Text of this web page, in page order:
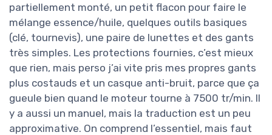
partiellement monté, un petit flacon pour faire le
mélange essence/huile, quelques outils basiques
(clé, tournevis), une paire de lunettes et des gants
très simples. Les protections fournies, c’est mieux
que rien, mais perso j’ai vite pris mes propres gants
plus costauds et un casque anti-bruit, parce que ça
gueule bien quand le moteur tourne à 7500 tr/min. Il
y a aussi un manuel, mais la traduction est un peu
approximative. On comprend l’essentiel, mais faut